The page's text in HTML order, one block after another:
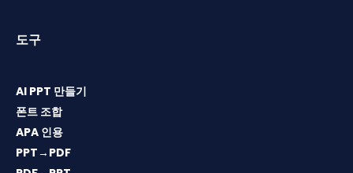
도구
AI PPT 만들기
폰트 조합
APA 인용
PPT→PDF